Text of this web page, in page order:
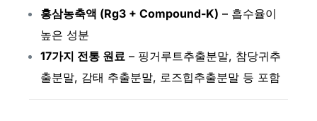
홍삼농축액 (Rg3 + Compound-K) – 흡수율이
높은 성분
17가지 전통 원료 – 핑거루트추출분말, 참당귀추
출분말, 감태 추출분말, 로즈힙추출분말 등 포함